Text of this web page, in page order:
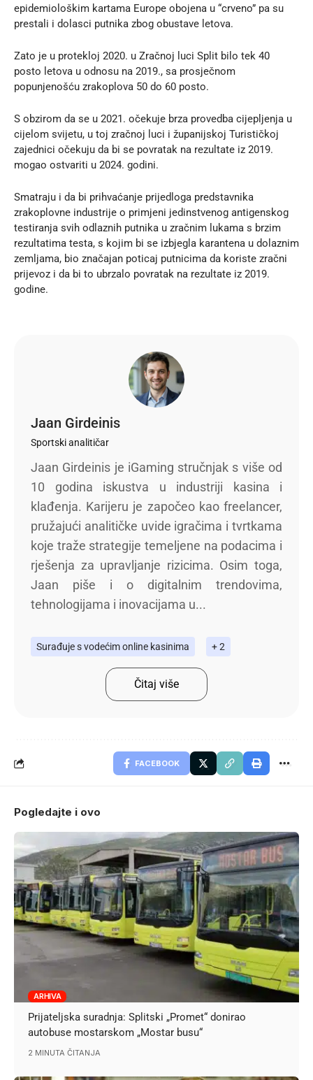
epidemiološkim kartama Europe obojena u “crveno” pa su
prestali i dolasci putnika zbog obustave letova.
Zato je u protekloj 2020. u Zračnoj luci Split bilo tek 40
posto letova u odnosu na 2019., sa prosječnom
popunjenošću zrakoplova 50 do 60 posto.
S obzirom da se u 2021. očekuje brza provedba cijepljenja u
cijelom svijetu, u toj zračnoj luci i županijskoj Turističkoj
zajednici očekuju da bi se povratak na rezultate iz 2019.
mogao ostvariti u 2024. godini.
Smatraju i da bi prihvaćanje prijedloga predstavnika
zrakoplovne industrije o primjeni jedinstvenog antigenskog
testiranja svih odlaznih putnika u zračnim lukama s brzim
rezultatima testa, s kojim bi se izbjegla karantena u dolaznim
zemljama, bio značajan poticaj putnicima da koriste zračni
prijevoz i da bi to ubrzalo povratak na rezultate iz 2019.
godine.
Jaan Girdeinis
Sportski analitičar
Jaan Girdeinis je iGaming stručnjak s više od
10 godina iskustva u industriji kasina i
klađenja. Karijeru je započeo kao freelancer,
pružajući analitičke uvide igračima i tvrtkama
koje traže strategije temeljene na podacima i
rješenja za upravljanje rizicima. Osim toga,
Jaan piše i o digitalnim trendovima,
tehnologijama i inovacijama u...
Surađuje s vodećim online kasinima + 2
Čitaj više
FACEBOOK
Pogledajte i ovo
ARHIVA
Prijateljska suradnja: Splitski „Promet“ donirao
autobuse mostarskom „Mostar busu“
2 MINUTA ČITANJA